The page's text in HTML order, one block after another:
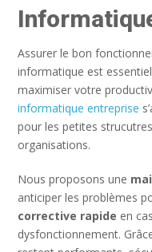
Assurer le bon
informatique est
maximiser votre
informatique entreprise
pour les petites
organisations.
Nous proposons une
anticiper les problèmes
corrective rapide en
dysfonctionnement.